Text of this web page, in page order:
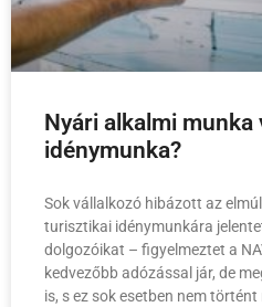
Nyári alkalmi
idénymunka?
Sok vállalkozó hibázott az
turisztikai idénymunkára
dolgozóikat – figyelmeztet a
kedvezőbb adózással jár, de
is, s ez sok esetben nem